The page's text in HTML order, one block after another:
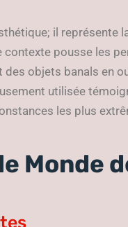
il représente
contexte pousse les
des objets banals en
utilisée
les plus
Monde